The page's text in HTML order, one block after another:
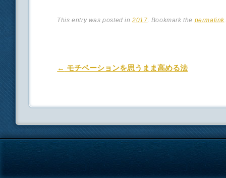
This entry was posted in2017. Bookmark the permalink.
Post navigation
← モチベーションを思うまま高める法